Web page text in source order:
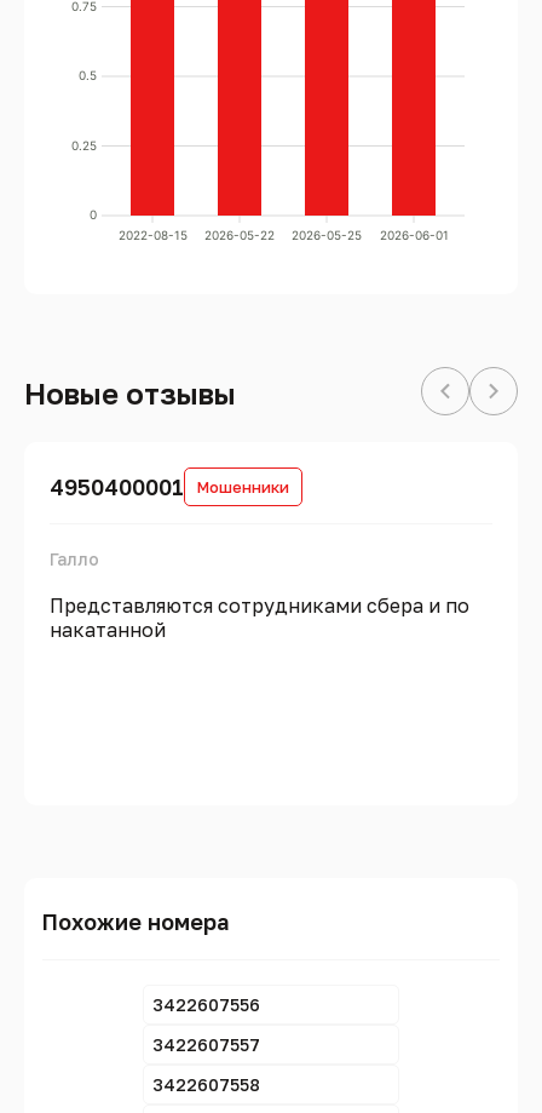
0
0.25
0.5
0.75
2022-08-15 2026-05-22 2026-05-25 2026-06-01
Новые отзывы
4950400001 Мошенники
Галло
Представляются сотрудниками сбера и по
накатанной
Похожие номера
3422607556
3422607557
3422607558